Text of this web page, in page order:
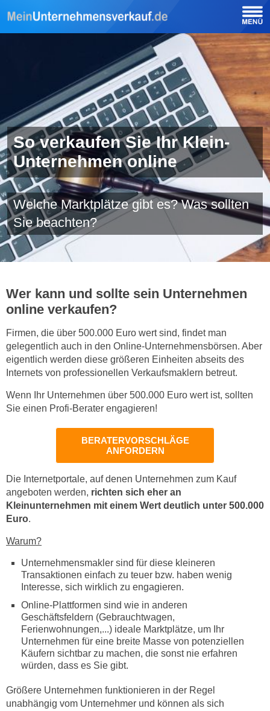
So verkaufen Sie Ihr Klein-
Unternehmen online
Welche Marktplätze gibt es? Was sollten
Sie beachten?
Wer kann und sollte sein Unternehmen
online verkaufen?
Firmen, die über 500.000 Euro wert sind, findet man
gelegentlich auch in den Online-Unternehmensbörsen. Aber
eigentlich werden diese größeren Einheiten abseits des
Internets von professionellen Verkaufsmaklern betreut.
Wenn Ihr Unternehmen über 500.000 Euro wert ist, sollten
Sie einen Profi-Berater engagieren!
BERATERVORSCHLÄGE
ANFORDERN
Die Internetportale, auf denen Unternehmen zum Kauf
angeboten werden, richten sich eher an
Kleinunternehmen mit einem Wert deutlich unter 500.000
Euro.
Warum?
Unternehmensmakler sind für diese kleineren
Transaktionen einfach zu teuer bzw. haben wenig
Interesse, sich wirklich zu engagieren.
Online-Plattformen sind wie in anderen
Geschäftsfeldern (Gebrauchtwagen,
Ferienwohnungen,...) ideale Marktplätze, um Ihr
Unternehmen für eine breite Masse von potenziellen
Käufern sichtbar zu machen, die sonst nie erfahren
würden, dass es Sie gibt.
Größere Unternehmen funktionieren in der Regel
unabhängig vom Unternehmer und können als sich